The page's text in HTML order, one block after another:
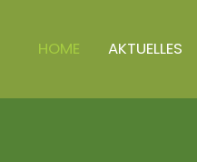
HOME AKTUELLES